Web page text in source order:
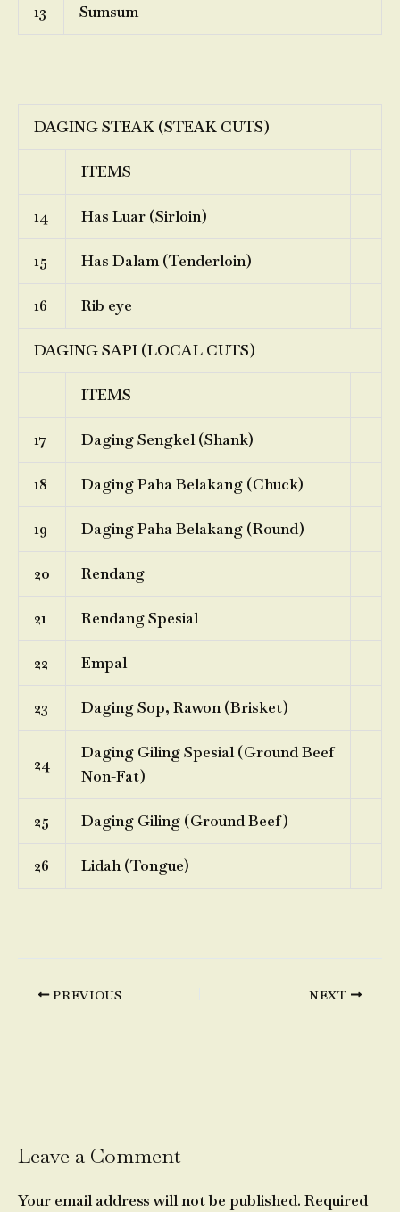
13 Sumsum
DAGING STEAK (STEAK CUTS)
ITEMS
14 Has Luar (Sirloin)
15 Has Dalam (Tenderloin)
16 Rib eye
DAGING SAPI (LOCAL CUTS)
ITEMS
17 Daging Sengkel (Shank)
18 Daging Paha Belakang (Chuck)
19 Daging Paha Belakang (Round)
20 Rendang
21 Rendang Spesial
22 Empal
23 Daging Sop, Rawon (Brisket)
24
Daging Giling Spesial (Ground Beef
Non-Fat)
25 Daging Giling (Ground Beef)
26 Lidah (Tongue)
PREVIOUS NEXT
Leave a Comment
Your email address will not be published. Required